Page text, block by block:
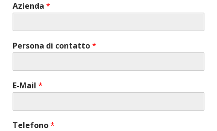
Azienda *
Persona di contatto*
E-Mail *
Telefono*